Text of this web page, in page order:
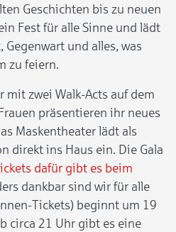
Geschichten bis zu neuen
Fest für alle Sinne und lädt
und alles, was
zu feiern.
mit zwei Walk-Acts auf dem
präsentieren ihr neues
Maskentheater lädt als
direkt ins Haus ein. Die Gala
dafür gibt es beim
dankbar sind wir für alle
Tickets) beginnt um 19
circa 21 Uhr gibt es eine